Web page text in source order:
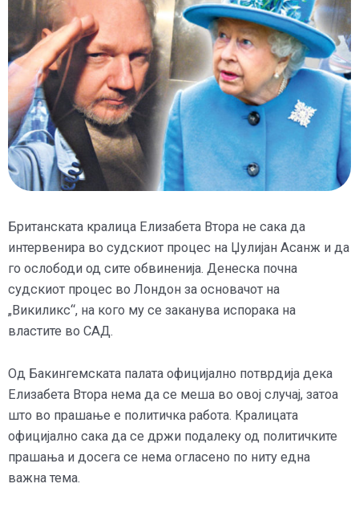
Британската кралица Елизабета Втора не сака да
интервенира во судскиот процес на Џулијан Асанж и да
го ослободи од сите обвиненија. Денеска почна
судскиот процес во Лондон за основачот на
„Викиликс“, на кого му се заканува испорака на
властите во САД.
Од Бакингемската палата официјално потврдија дека
Елизабета Втора нема да се меша во овој случај, затоа
што во прашање е политичка работа. Кралицата
официјално сака да се држи подалеку од политичките
прашања и досега се нема огласено по ниту една
важна тема.